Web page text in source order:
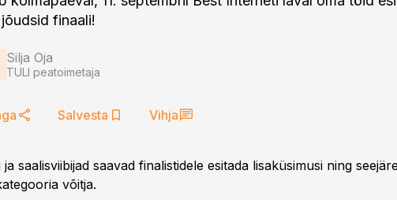
finaali!
Silja Oja
TULI peatoimetaja
Salvesta Vihja
ja saalisviibijad saavad finalistidele esitada lisaküsimusi ning
võitja.